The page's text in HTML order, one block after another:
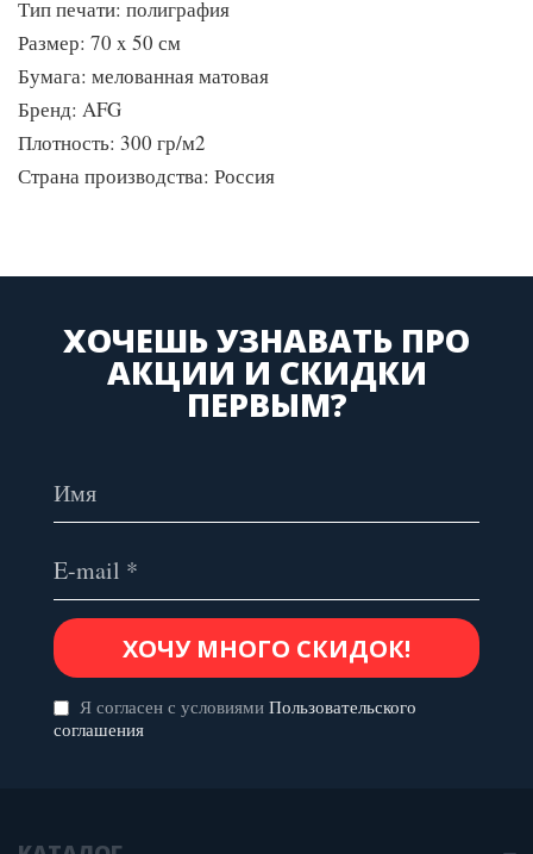
Тип печати: полиграфия
Размер: 70 x 50 см
Бумага: мелованная матовая
Бренд: AFG
Плотность: 300 гр/м2
Страна производства: Россия
ХОЧЕШЬ УЗНАВАТЬ ПРО
АКЦИИ И СКИДКИ
ПЕРВЫМ?
Я согласен с условиями Пользовательского
соглашения